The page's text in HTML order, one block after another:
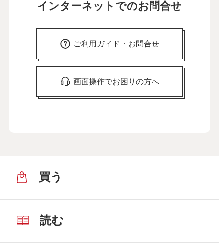
インターネットでのお問合せ
ご利用ガイド・お問合せ
画面操作でお困りの方へ
買う
読む